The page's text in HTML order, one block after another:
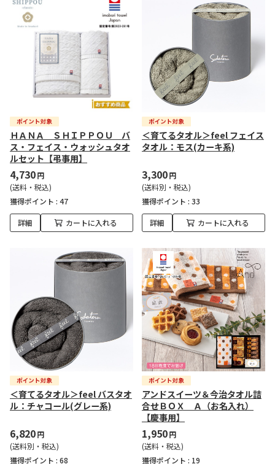
ＨＡＮＡ ＳＨＩＰＰＯＵ バ
ス・フェイス・ウォッシュタオ
ルセット【弔事用】
4,730円
(送料・税込)
獲得ポイント : 47
詳細 カートに入れる
＜育てるタオル＞feel フェイス
タオル：モス(カーキ系)
3,300円
(送料別・税込)
獲得ポイント : 33
詳細 カートに入れる
＜育てるタオル＞feel バスタオ
ル：チャコール(グレー系)
6,820円
(送料別・税込)
獲得ポイント : 68
アンドスイーツ＆今治タオル詰
合せＢＯＸ Ａ（お名入れ）
【慶事用】
1,950円
(送料・税込)
獲得ポイント : 19